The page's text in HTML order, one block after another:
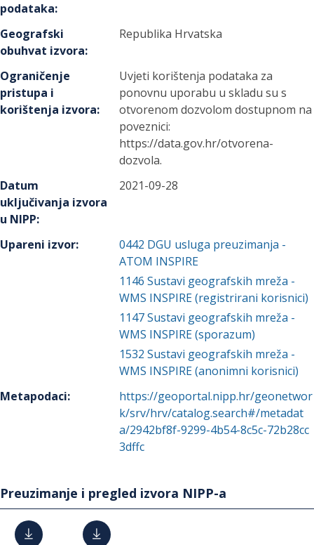
podataka:
Geografski
obuhvat izvora:
Republika Hrvatska
Ograničenje
pristupa i
korištenja izvora:
Uvjeti korištenja podataka za
ponovnu uporabu u skladu su s
otvorenom dozvolom dostupnom na
poveznici:
https://data.gov.hr/otvorena-
dozvola.
Datum
uključivanja izvora
u NIPP:
2021-09-28
Upareni izvor: 0442 DGU usluga preuzimanja -
ATOM INSPIRE
1146 Sustavi geografskih mreža -
WMS INSPIRE (registrirani korisnici)
1147Sustavi geografskih mreža -
WMS INSPIRE (sporazum)
1532 Sustavi geografskih mreža -
WMS INSPIRE (anonimni korisnici)
Metapodaci:
https://geoportal.nipp.hr/geonetwor
k/srv/hrv/catalog.search#/metadat
a/2942bf8f-9299-4b54-8c5c-72b28cc
3dffc
Preuzimanje i pregled izvora NIPP-a